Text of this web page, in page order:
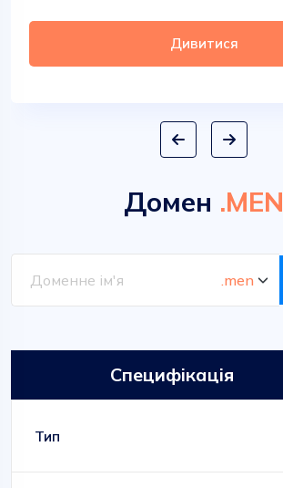
Дивитися
Домен .MEN
Специфікація
Тип